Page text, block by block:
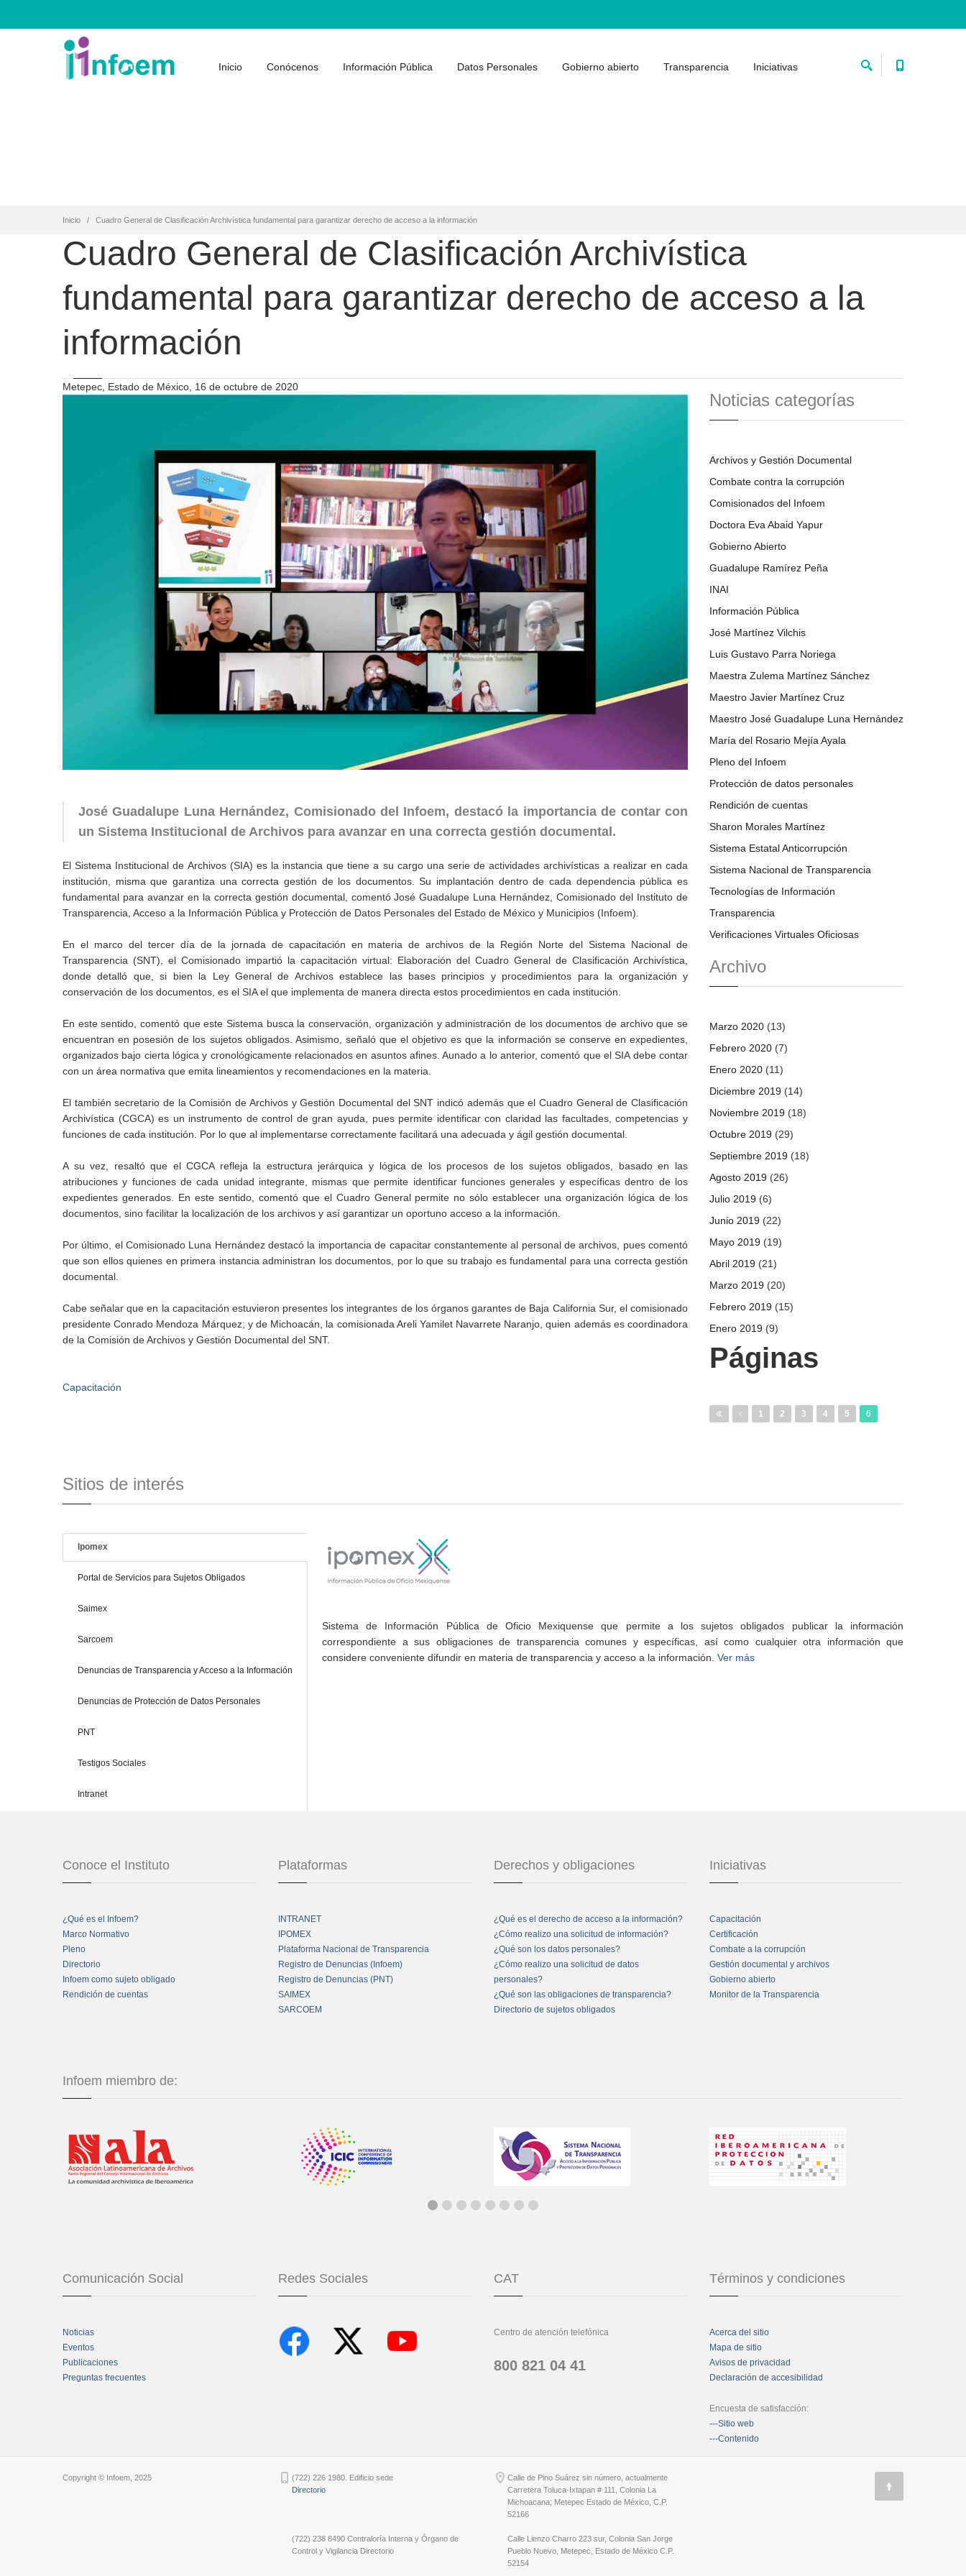
Inicio Conócenos Información Pública Datos Personales Gobierno abierto Transparencia Iniciativas
Inicio Cuadro General de Clasificación Archivística fundamental para garantizar derecho de acceso a la información
Cuadro General de Clasificación Archivística
fundamental para garantizar derecho de acceso a la
información
Metepec, Estado de México, 16 de octubre de 2020
José Guadalupe Luna Hernández, Comisionado del Infoem, destacó la importancia de contar con
un Sistema Institucional de Archivos para avanzar en una correcta gestión documental.
El Sistema Institucional de Archivos (SIA) es la instancia que tiene a su cargo una serie de actividades archivísticas a realizar en cada
institución, misma que garantiza una correcta gestión de los documentos. Su implantación dentro de cada dependencia pública es
fundamental para avanzar en la correcta gestión documental, comentó José Guadalupe Luna Hernández, Comisionado del Instituto de
Transparencia, Acceso a la Información Pública y Protección de Datos Personales del Estado de México y Municipios (Infoem).
En el marco del tercer día de la jornada de capacitación en materia de archivos de la Región Norte del Sistema Nacional de
Transparencia (SNT), el Comisionado impartió la capacitación virtual: Elaboración del Cuadro General de Clasificación Archivística,
donde detalló que, si bien la Ley General de Archivos establece las bases principios y procedimientos para la organización y
conservación de los documentos, es el SIA el que implementa de manera directa estos procedimientos en cada institución.
En este sentido, comentó que este Sistema busca la conservación, organización y administración de los documentos de archivo que se
encuentran en posesión de los sujetos obligados. Asimismo, señaló que el objetivo es que la información se conserve en expedientes,
organizados bajo cierta lógica y cronológicamente relacionados en asuntos afines. Aunado a lo anterior, comentó que el SIA debe contar
con un área normativa que emita lineamientos y recomendaciones en la materia.
El también secretario de la Comisión de Archivos y Gestión Documental del SNT indicó además que el Cuadro General de Clasificación
Archivística (CGCA) es un instrumento de control de gran ayuda, pues permite identificar con claridad las facultades, competencias y
funciones de cada institución. Por lo que al implementarse correctamente facilitará una adecuada y ágil gestión documental.
A su vez, resaltó que el CGCA refleja la estructura jerárquica y lógica de los procesos de los sujetos obligados, basado en las
atribuciones y funciones de cada unidad integrante, mismas que permite identificar funciones generales y específicas dentro de los
expedientes generados. En este sentido, comentó que el Cuadro General permite no sólo establecer una organización lógica de los
documentos, sino facilitar la localización de los archivos y así garantizar un oportuno acceso a la información.
Por último, el Comisionado Luna Hernández destacó la importancia de capacitar constantemente al personal de archivos, pues comentó
que son ellos quienes en primera instancia administran los documentos, por lo que su trabajo es fundamental para una correcta gestión
documental.
Cabe señalar que en la capacitación estuvieron presentes los integrantes de los órganos garantes de Baja California Sur, el comisionado
presidente Conrado Mendoza Márquez; y de Michoacán, la comisionada Areli Yamilet Navarrete Naranjo, quien además es coordinadora
de la Comisión de Archivos y Gestión Documental del SNT.
Capacitación
Noticias categorías
Archivos y Gestión Documental
Combate contra la corrupción
Comisionados del Infoem
Doctora Eva Abaid Yapur
Gobierno Abierto
Guadalupe Ramírez Peña
INAI
Información Pública
José Martínez Vilchis
Luis Gustavo Parra Noriega
Maestra Zulema Martínez Sánchez
Maestro Javier Martínez Cruz
Maestro José Guadalupe Luna Hernández
María del Rosario Mejía Ayala
Pleno del Infoem
Protección de datos personales
Rendición de cuentas
Sharon Morales Martínez
Sistema Estatal Anticorrupción
Sistema Nacional de Transparencia
Tecnologías de Información
Transparencia
Verificaciones Virtuales Oficiosas
Archivo
Marzo 2020 (13)
Febrero 2020 (7)
Enero 2020 (11)
Diciembre 2019 (14)
Noviembre 2019 (18)
Octubre 2019 (29)
Septiembre 2019 (18)
Agosto 2019 (26)
Julio 2019 (6)
Junio 2019 (22)
Mayo 2019 (19)
Abril 2019 (21)
Marzo 2019 (20)
Febrero 2019 (15)
Enero 2019 (9)
Páginas
1 2 3 4 5 6
Sitios de interés
Ipomex
Portal de Servicios para Sujetos Obligados
Saimex
Sarcoem
Denuncias de Transparencia y Acceso a la Información
Denuncias de Protección de Datos Personales
PNT
Testigos Sociales
Intranet
Sistema de Información Pública de Oficio Mexiquense que permite a los sujetos obligados publicar la información
correspondiente a sus obligaciones de transparencia comunes y específicas, así como cualquier otra información que
considere conveniente difundir en materia de transparencia y acceso a la información. Ver más
Conoce el Instituto
¿Qué es el Infoem?
Marco Normativo
Pleno
Directorio
Infoem como sujeto obligado
Rendición de cuentas
Plataformas
INTRANET
IPOMEX
Plataforma Nacional de Transparencia
Registro de Denuncias (Infoem)
Registro de Denuncias (PNT)
SAIMEX
SARCOEM
Derechos y obligaciones
¿Qué es el derecho de acceso a la información?
¿Cómo realizo una solicitud de información?
¿Qué son los datos personales?
¿Cómo realizo una solicitud de datos
personales?
¿Qué son las obligaciones de transparencia?
Directorio de sujetos obligados
Iniciativas
Capacitación
Certificación
Combate a la corrupción
Gestión documental y archivos
Gobierno abierto
Monitor de la Transparencia
Infoem miembro de:
Comunicación Social
Noticias
Eventos
Publicaciones
Preguntas frecuentes
Redes Sociales CAT
Centro de atención telefónica
800 821 04 41
Términos y condiciones
Acerca del sitio
Mapa de sitio
Avisos de privacidad
Declaración de accesibilidad
Encuesta de satisfacción:
---Sitio web
---Contenido
Copyright © Infoem, 2025
(722) 226 1980. Edificio sede
Directorio
(722) 238 8490 Contraloría Interna y Órgano de
Control y Vigilancia Directorio
Calle de Pino Suárez sin número, actualmente
Carretera Toluca-Ixtapan # 111, Colonia La
Michoacana; Metepec Estado de México, C.P.
52166
Calle Lienzo Charro 223 sur, Colonia San Jorge
Pueblo Nuevo, Metepec, Estado de México C.P.
52154